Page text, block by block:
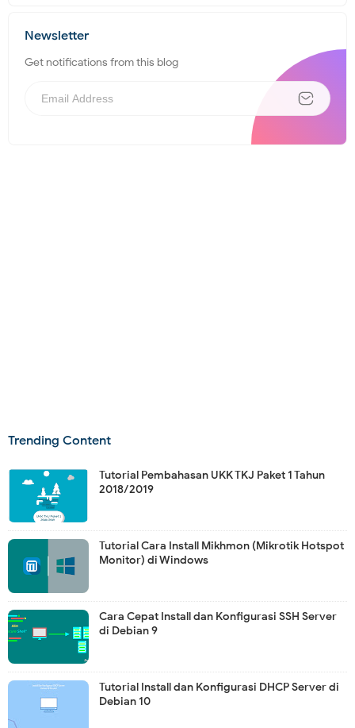
Newsletter
Get notifications from this blog
Trending Content
Tutorial Pembahasan UKK TKJ Paket 1 Tahun
2018/2019
Tutorial Cara Install Mikhmon (Mikrotik Hotspot
Monitor) di Windows
Cara Cepat Install dan Konfigurasi SSH Server
di Debian 9
Tutorial Install dan Konfigurasi DHCP Server di
Debian 10